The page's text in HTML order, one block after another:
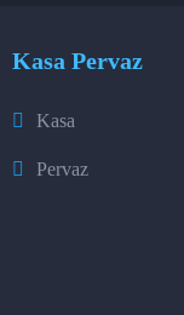
Kasa Pervaz
Kasa
Pervaz